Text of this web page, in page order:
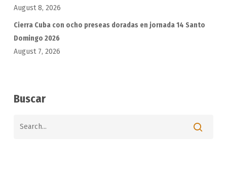
August 8, 2026
Cierra Cuba con ocho preseas doradas en jornada 14 Santo
Domingo 2026
August 7, 2026
Buscar